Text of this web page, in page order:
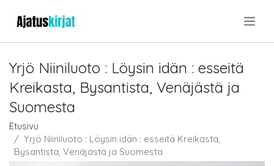
Yrjö Niiniluoto : Löysin idän : esseitä
Kreikasta, Bysantista, Venäjästä ja
Suomesta
Etusivu
Yrjö Niiniluoto : Löysin idän : esseitä Kreikasta,
Bysantista, Venäjästä ja Suomesta